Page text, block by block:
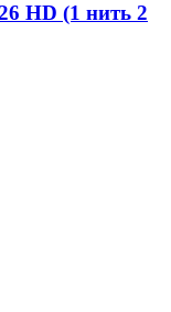
HD (1 нить 2